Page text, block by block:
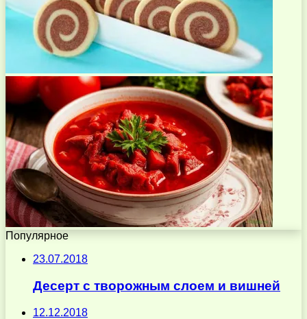
Популярное
23.07.2018
Десерт с творожным слоем и вишней
12.12.2018